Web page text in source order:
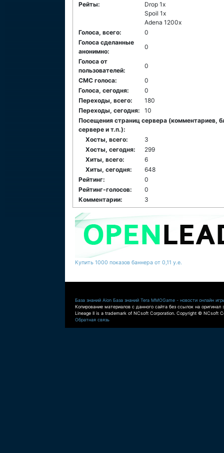
Рейты:
Drop 1x
Spoil 1x
Adena 1200x
Голоса, всего:
0
Голоса сделанные
анонимно:
0
Голоса от
пользователей:
0
СМС голоса:
0
Голоса, сегодня:
0
Переходы, всего:
180
Переходы, сегодня:
10
Посещения страниц сервера (комментариев,
сервере и т.п.):
Хосты, всего:
3
Хосты, сегодня:
299
Хиты, всего:
6
Хиты, сегодня:
648
Рейтинг:
0
Рейтинг-голосов:
0
Комментарии:
3
Купить 1000 показов баннера от 0,11 у.е.
База знаний Aion База знаний Tera MMOGame - новости онлайн
Копирование материалов с данного сайта без ссылок на оригинал
Lineage II is a trademark of NCsoft Corporation. Copyright © NCsoft
Обратная связь